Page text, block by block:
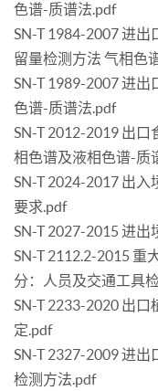
色谱-质谱法.pdf
SN-T 1984-2007 进
留量检测方法 气相色
SN-T 1989-2007 进
色谱-质谱法.pdf
SN-T 2012-2019 出
相色谱及液相色谱-质
SN-T 2024-2017 出
要求.pdf
SN-T 2027-2015 进
SN-T 2112.2-2015 重
分：人员及交通工具
SN-T 2233-2020 出
定.pdf
SN-T 2327-2009 进
检测方法.pdf